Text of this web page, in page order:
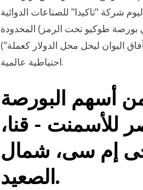
أعلنت اليوم شركة "تاكيدا" للصناعات الدوائية
المحدودة (المدرجة في بورصة طوكيو تحت الرمز tse:4502، وبورصة نيويورك تحت الرمز nyse:tak)،
("تاكيدا في الصين، تقدم وسائل الإعلام الحكومية تقارير منتظمة عن آفاق اليوان ليحل محل الدولار كعملة
احتياطية عالمية.
أسهم البورصة
للأسمنت - قنا،
جى إم سى، شمال
الصعيد.